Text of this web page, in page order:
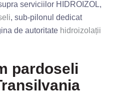
serviciilor HIDROIZOL,
, sub-pilonul dedicat
de autoritate hidroizolații
pardoseli